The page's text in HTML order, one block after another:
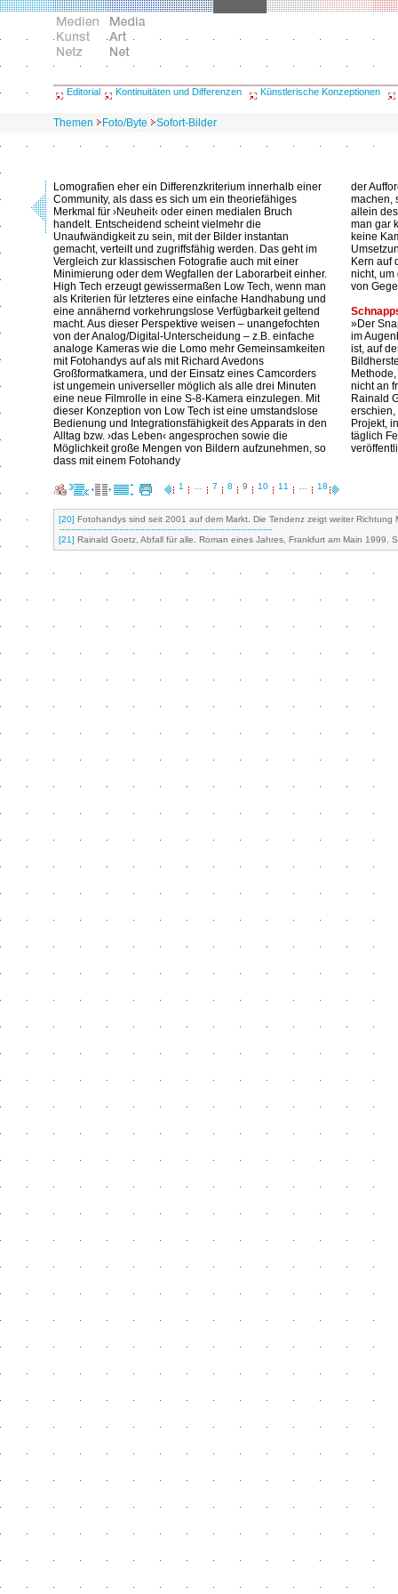
Editorial Kontinuitäten und Differenzen Künstlerische Konzeptionen
Themen Foto/Byte Sofort-Bilder
Lomografien eher ein Differenzkriterium innerhalb einer
Community, als dass es sich um ein theoriefähiges
Merkmal für ›Neuheit‹ oder einen medialen Bruch
handelt. Entscheidend scheint vielmehr die
Unaufwändigkeit zu sein, mit der Bilder instantan
gemacht, verteilt und zugriffsfähig werden. Das geht im
Vergleich zur klassischen Fotografie auch mit einer
Minimierung oder dem Wegfallen der Laborarbeit einher.
High Tech erzeugt gewissermaßen Low Tech, wenn man
als Kriterien für letzteres eine einfache Handhabung und
eine annähernd vorkehrungslose Verfügbarkeit geltend
macht. Aus dieser Perspektive weisen – unangefochten
von der Analog/Digital-Unterscheidung – z.B. einfache
analoge Kameras wie die Lomo mehr Gemeinsamkeiten
mit Fotohandys auf als mit Richard Avedons
Großformatkamera, und der Einsatz eines Camcorders
ist ungemein universeller möglich als alle drei Minuten
eine neue Filmrolle in eine S-8-Kamera einzulegen. Mit
dieser Konzeption von Low Tech ist eine umstandslose
Bedienung und Integrationsfähigkeit des Apparats in den
Alltag bzw. ›das Leben‹ angesprochen sowie die
Möglichkeit große Mengen von Bildern aufzunehmen, so
dass mit einem Fotohandy
der
machen,
allein
man gar
keine
Kern auf
nicht, um
von
»Der
im
ist, auf
nicht an
Rainald
erschien,
Projekt,
täglich
1 7 8 9 10 11 18
[20] Fotohandys sind seit 2001 auf dem Markt. Die Tendenz zeigt weiter Richtung
[21] Rainald Goetz, Abfall für alle. Roman eines Jahres, Frankfurt am Main 1999,